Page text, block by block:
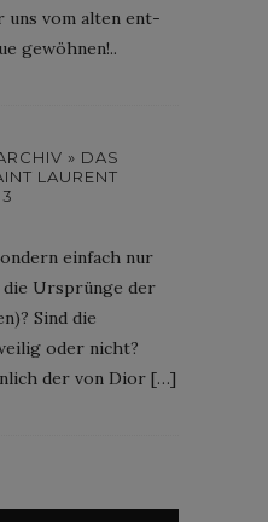
uns vom alten ent-
gewöhnen!..
» DAS
LAURENT S
einfach nur
die Ursprünge der
Sind die
oder nicht?
der von Dior […]